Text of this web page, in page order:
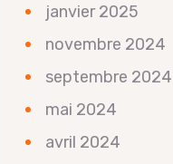
janvier 2025
novembre 2024
septembre 2024
mai 2024
avril 2024